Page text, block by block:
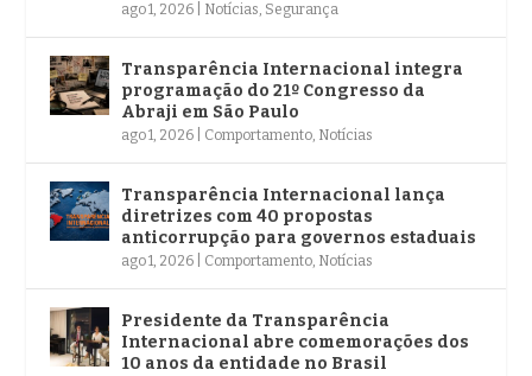
ago 1, 2026 Notícias, Segurança
Transparência Internacional integra
programação do 21º Congresso da
Abraji em São Paulo
ago 1, 2026 Comportamento, Notícias
Transparência Internacional lança
diretrizes com 40 propostas
anticorrupção para governos estaduais
ago 1, 2026 Comportamento, Notícias
Presidente da Transparência
Internacional abre comemorações dos
10 anos da entidade no Brasil